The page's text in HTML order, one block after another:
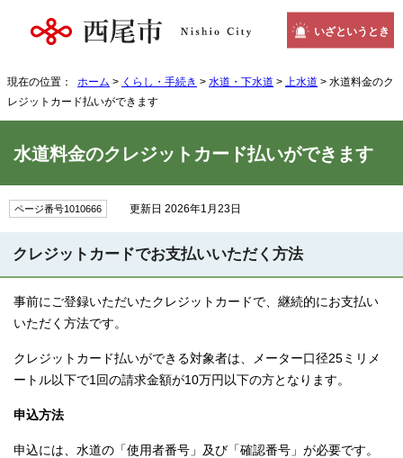
いざというとき
現在の位置： ホーム > くらし・手続き > 水道・下水道 > 上水道 > 水道料金のク
レジットカード払いができます
水道料金のクレジットカード払いができます
ページ番号1010666 更新日 2026年1月23日
クレジットカードでお支払いいただく方法
事前にご登録いただいたクレジットカードで、継続的にお支払い
いただく方法です。
クレジットカード払いができる対象者は、メーター口径25ミリメ
ートル以下で1回の請求金額が10万円以下の方となります。
申込方法
申込には、水道の「使用者番号」及び「確認番号」が必要です。